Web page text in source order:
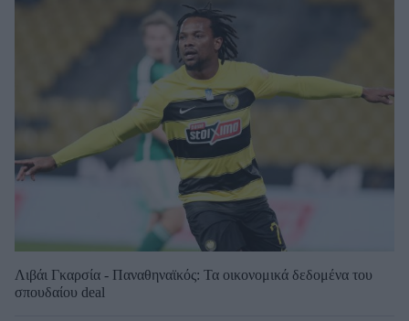
Λιβάι Γκαρσία - Παναθηναϊκός: Τα οικονομικά δεδομένα του
σπουδαίου deal